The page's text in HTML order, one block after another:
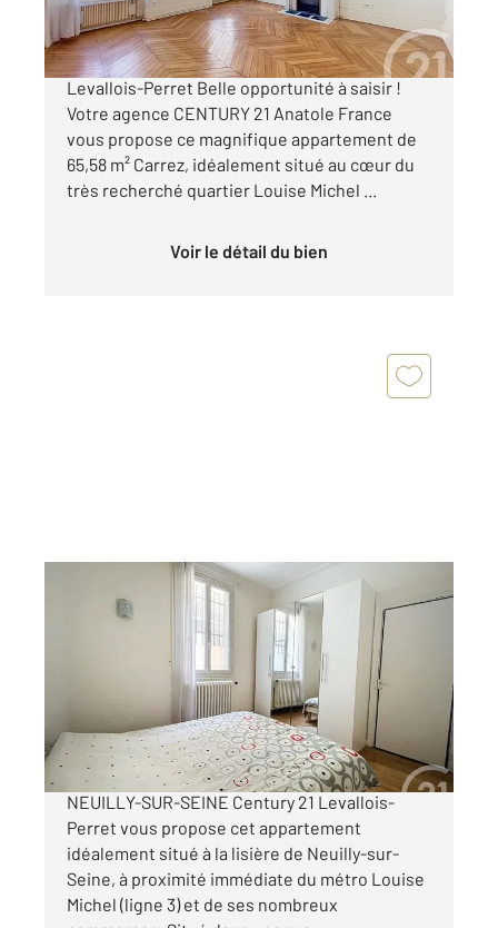
Fort potentiel 3 pièces avec charme de l'ancien
Levallois-Perret Belle opportunité à saisir !
Votre agence CENTURY 21 Anatole France
vous propose ce magnifique appartement de
65,58 m² Carrez, idéalement situé au cœur du
très recherché quartier Louise Michel ...
Voir le détail du bien
LEVALLOIS PERRET 92
, 3 pièces
Appartement F3 à vendre
350 000 €
TROIS PIÈCES TRAVERSANT À LA LISIÈRE DE
NEUILLY-SUR-SEINE Century 21 Levallois-
Perret vous propose cet appartement
idéalement situé à la lisière de Neuilly-sur-
Seine, à proximité immédiate du métro Louise
Michel (ligne 3) et de ses nombreux